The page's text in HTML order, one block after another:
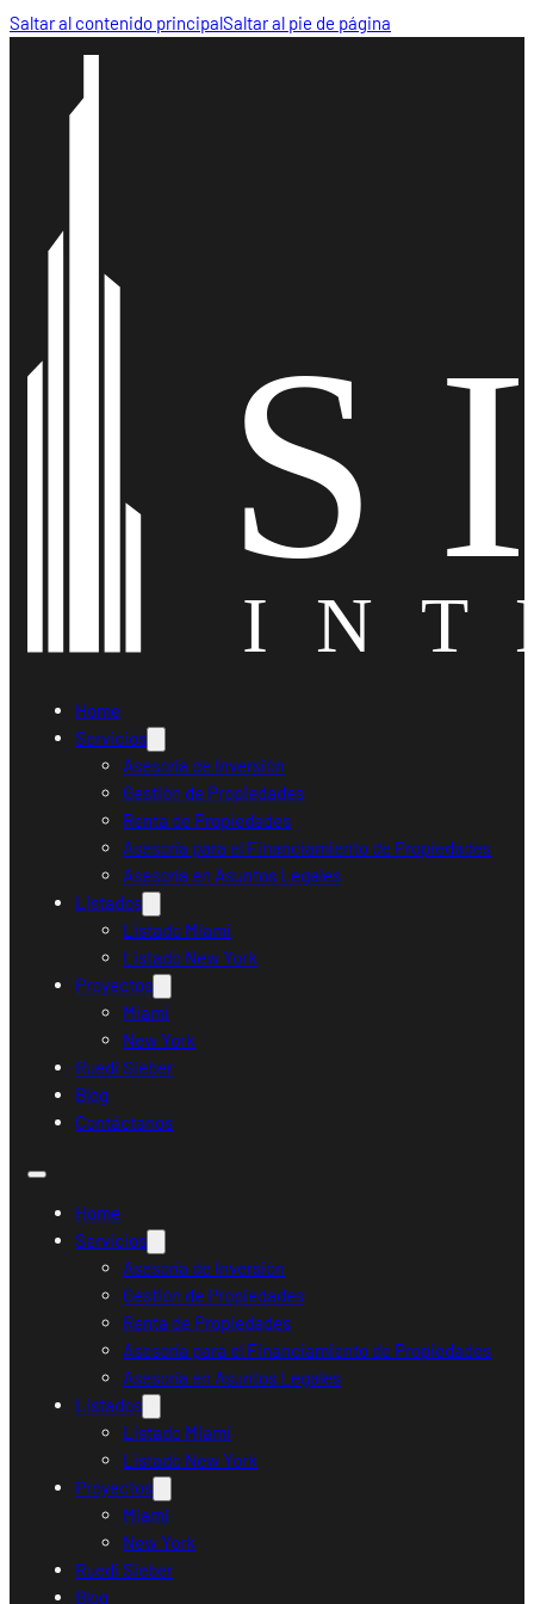
Saltar al contenido principalSaltar al pie de página
Home
Servicios
Asesoría de Inversión
Gestión de Propiedades
Renta de Propiedades
Asesoría para el Financiamiento de Propiedades
Asesoría en Asuntos Legales
Listados
Listado Miami
Listado New York
Proyectos
Miami
New York
Ruedi Sieber
Blog
Contáctanos
Home
Servicios
Asesoría de Inversión
Gestión de Propiedades
Renta de Propiedades
Asesoría para el Financiamiento de Propiedades
Asesoría en Asuntos Legales
Listados
Listado Miami
Listado New York
Proyectos
Miami
New York
Ruedi Sieber
Blog